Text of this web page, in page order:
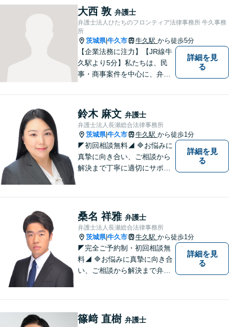
大西 敦 弁護士
弁護士法人ひたちのフロンティア法律事務所 牛久事務
所
茨城県|牛久市 牛久駅 から徒歩5分
【企業法務に注力】【JR線牛
久駅より5分】私たちは、民
事・商事案件を中心に、弁護
す。特に、企業法務について
は法律資料を迅速に用いた、
的確なアプローチで活動に取
り組んでおります。是非、お
気軽にご相談ください。
詳細を見
る
鈴木 麻文 弁護士
弁護士法人長瀬総合法律事務所
茨城県|牛久市 牛久駅 から徒歩1分
◤初回相談無料◢ 🔷お悩みに
真摯に向き合い、ご相談から
解決まで丁寧に適切にサポー
歩を踏み出しましょう。お気
軽にお問い合わせください。
詳細を見
る
桑名 祥雅 弁護士
弁護士法人長瀬総合法律事務所
茨城県|牛久市 牛久駅 から徒歩1分
◤完全ご予約制・初回相談無
料◢ 🔷お悩みに真摯に向き合
い、ご相談から解決まで弁護
せるために安心の第一歩を踏
詳細を見
る
篠﨑 直樹 弁護士